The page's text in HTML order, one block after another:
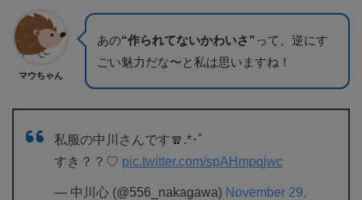
マウちゃん
あの“作られてないかわいさ”って、逆にす
ごい魅力だな〜と私は思いますね！
私服の中川さんです🧣.*･ﾟ
すき？？♡ pic.twitter.com/spAHmpqjwc
— 中川心 (@556_nakagawa) November 29,